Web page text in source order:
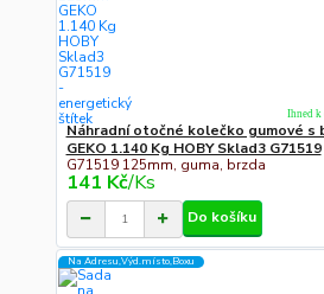
Náhradní otočné kolečko gumové s
GEKO 1.140 Kg HOBY Sklad3 G71519
G71519 125mm, guma, brzda
141 Kč/Ks
Ihned k
Do košíku
Na Adresu,Výd.místo,Boxu